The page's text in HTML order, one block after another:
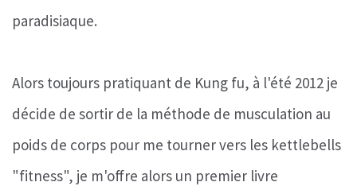
paradisiaque.
Alors toujours pratiquant de Kung fu, à l'été 2012 je
décide de sortir de la méthode de musculation au
poids de corps pour me tourner vers les kettlebells
"fitness", je m'offre alors un premier livre